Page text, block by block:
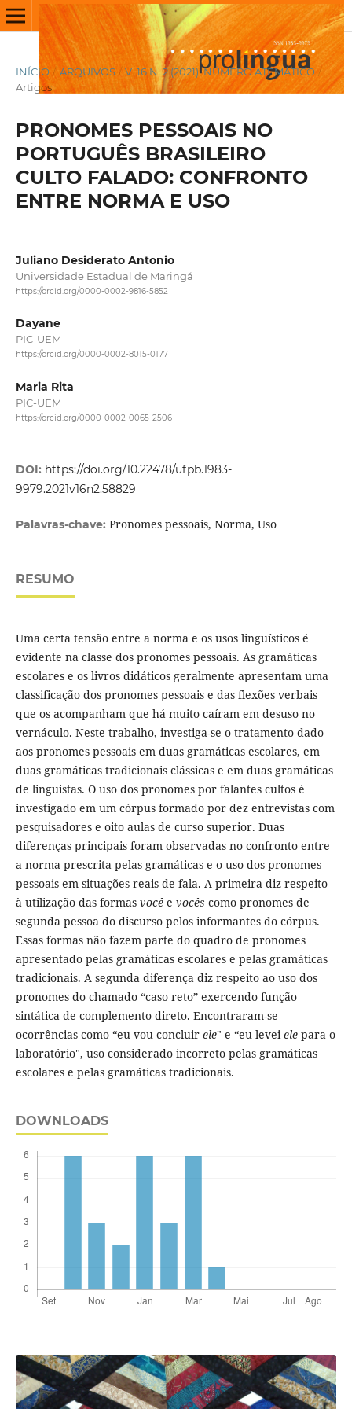
INÍCIO / ARQUIVOS / V. 16 N. 2 (2021): NÚMERO ATEMÁTICO /
Artigos
PRONOMES PESSOAIS NO
PORTUGUÊS BRASILEIRO
CULTO FALADO: CONFRONTO
ENTRE NORMA E USO
Juliano Desiderato Antonio
Universidade Estadual de Maringá
https://orcid.org/0000-0002-9816-5852
Dayane
PIC-UEM
https://orcid.org/0000-0002-8015-0177
Maria Rita
PIC-UEM
https://orcid.org/0000-0002-0065-2506
DOI: https://doi.org/10.22478/ufpb.1983-
9979.2021v16n2.58829
Palavras-chave: Pronomes pessoais, Norma, Uso
RESUMO
Uma certa tensão entre a norma e os usos linguísticos é
evidente na classe dos pronomes pessoais. As gramáticas
escolares e os livros didáticos geralmente apresentam uma
classificação dos pronomes pessoais e das flexões verbais
que os acompanham que há muito caíram em desuso no
vernáculo. Neste trabalho, investiga-se o tratamento dado
aos pronomes pessoais em duas gramáticas escolares, em
duas gramáticas tradicionais clássicas e em duas gramáticas
de linguistas. O uso dos pronomes por falantes cultos é
investigado em um córpus formado por dez entrevistas com
pesquisadores e oito aulas de curso superior. Duas
diferenças principais foram observadas no confronto entre
a norma prescrita pelas gramáticas e o uso dos pronomes
pessoais em situações reais de fala. A primeira diz respeito
à utilização das formas vocêe vocês como pronomes de
segunda pessoa do discurso pelos informantes do córpus.
Essas formas não fazem parte do quadro de pronomes
apresentado pelas gramáticas escolares e pelas gramáticas
tradicionais. A segunda diferença diz respeito ao uso dos
pronomes do chamado “caso reto” exercendo função
sintática de complemento direto. Encontraram-se
ocorrências como “eu vou concluir ele" e “eu leveielepara o
laboratório", uso considerado incorreto pelas gramáticas
escolares e pelas gramáticas tradicionais.
DOWNLOADS